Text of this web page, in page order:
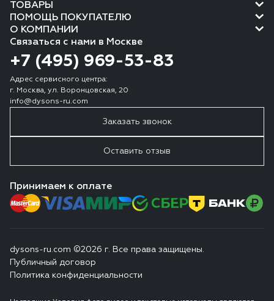
ТОВАРЫ
ПОМОЩЬ ПОКУПАТЕЛЮ
О КОМПАНИИ
Связаться с нами в Москве
+7 (495) 969-53-83
Адрес сервисного центра:
г. Москва, ул. Воронцовская, 20
info@dysons-ru.com
Заказать звонок
Оставить отзыв
Принимаем к оплате
dysons-ru.com ©2026 г. Все права защищены.
Публичный договор
Политика конфиденциальности